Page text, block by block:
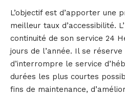
L’objectif est d’apporter une
meilleur taux d’accessibilité.
continuité de son service 24
jours de l’année. Il se
d’interrompre le service
durées les plus courtes
fins de maintenance,